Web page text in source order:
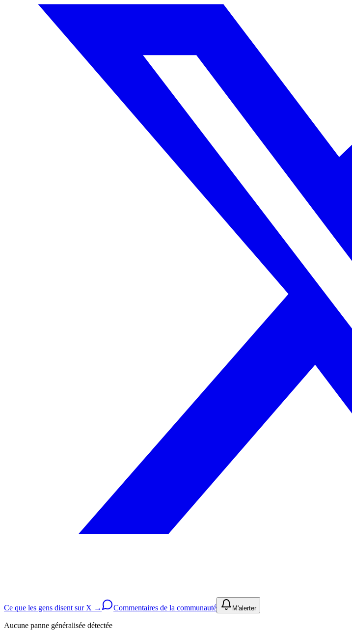
Ce que les gens disent sur X → Commentaires de la communauté M'alerter
Aucune panne généralisée détectée